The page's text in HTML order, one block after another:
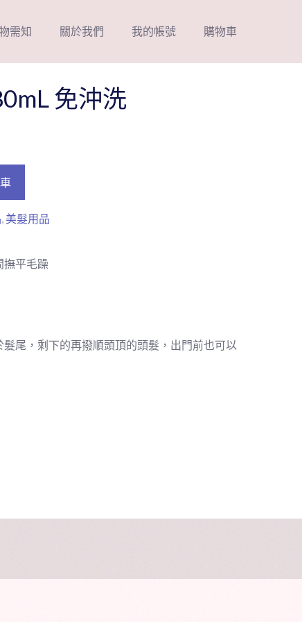
需知 關於我們 我的帳號 購物車
免沖洗
, 美髮用品
撫平毛躁
尾，剩下的再撥順頭頂的頭髮，出門前也可以